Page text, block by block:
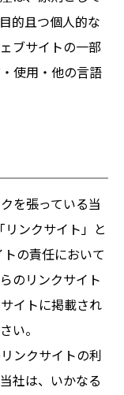
的且つ個人的な
ブサイトの一部
使用・他の言語
を張っている当
ンクサイト」と
の責任において
のリンクサイト
イトに掲載され
い。
ンクサイトの利
社は、いかなる